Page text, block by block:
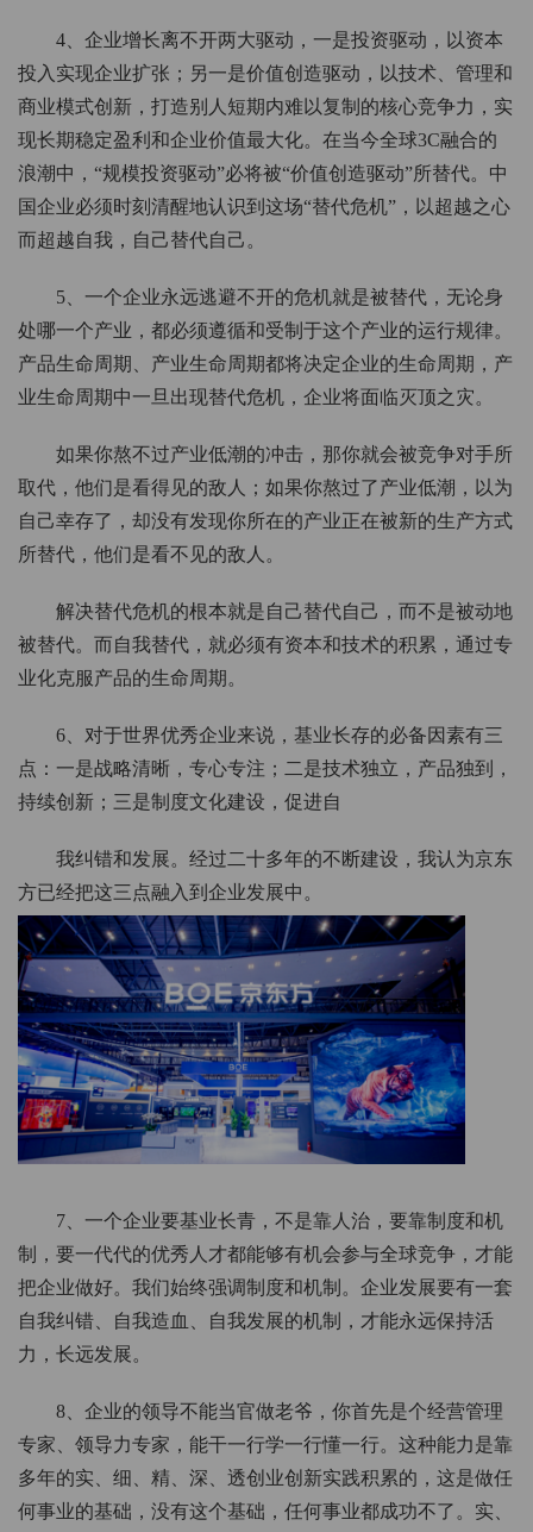
4、企业增长离不开两大驱动，一是投资驱动，以资本
投入实现企业扩张；另一是价值创造驱动，以技术、管理和
商业模式创新，打造别人短期内难以复制的核心竞争力，实
现长期稳定盈利和企业价值最大化。在当今全球3C融合的
浪潮中，“规模投资驱动”必将被“价值创造驱动”所替代。中
国企业必须时刻清醒地认识到这场“替代危机”，以超越之心
而超越自我，自己替代自己。
5、一个企业永远逃避不开的危机就是被替代，无论身
处哪一个产业，都必须遵循和受制于这个产业的运行规律。
产品生命周期、产业生命周期都将决定企业的生命周期，产
业生命周期中一旦出现替代危机，企业将面临灭顶之灾。
如果你熬不过产业低潮的冲击，那你就会被竞争对手所
取代，他们是看得见的敌人；如果你熬过了产业低潮，以为
自己幸存了，却没有发现你所在的产业正在被新的生产方式
所替代，他们是看不见的敌人。
解决替代危机的根本就是自己替代自己，而不是被动地
被替代。而自我替代，就必须有资本和技术的积累，通过专
业化克服产品的生命周期。
6、对于世界优秀企业来说，基业长存的必备因素有三
点：一是战略清晰，专心专注；二是技术独立，产品独到，
持续创新；三是制度文化建设，促进自
我纠错和发展。经过二十多年的不断建设，我认为京东
方已经把这三点融入到企业发展中。
7、一个企业要基业长青，不是靠人治，要靠制度和机
制，要一代代的优秀人才都能够有机会参与全球竞争，才能
把企业做好。我们始终强调制度和机制。企业发展要有一套
自我纠错、自我造血、自我发展的机制，才能永远保持活
力，长远发展。
8、企业的领导不能当官做老爷，你首先是个经营管理
专家、领导力专家，能干一行学一行懂一行。这种能力是靠
多年的实、细、精、深、透创业创新实践积累的，这是做任
何事业的基础，没有这个基础，任何事业都成功不了。实、